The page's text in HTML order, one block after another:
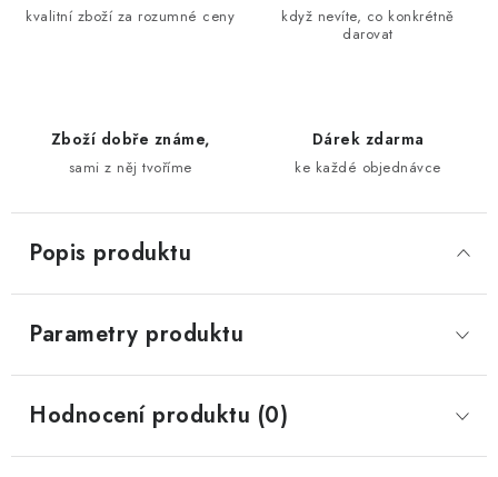
kvalitní zboží za rozumné ceny
když nevíte, co konkrétně
darovat
Zboží dobře známe,
sami z něj tvoříme
Dárek zdarma
ke každé objednávce
Popis produktu
Parametry produktu
Hodnocení produktu (0)